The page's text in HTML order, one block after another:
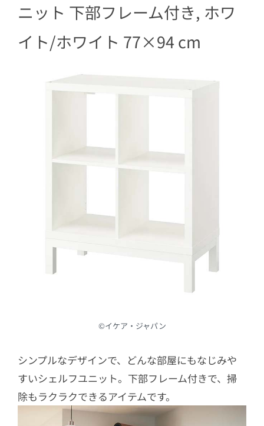
ニット 下部フレーム付き, ホワ
イト/ホワイト 77×94 cm
©︎イケア・ジャパン
シンプルなデザインで、どんな部屋にもなじみや
すいシェルフユニット。下部フレーム付きで、掃
除もラクラクできるアイテムです。